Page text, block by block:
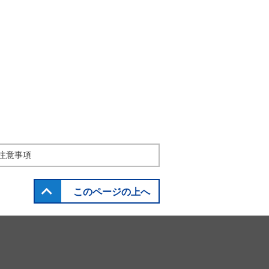
意事項
このページの上へ